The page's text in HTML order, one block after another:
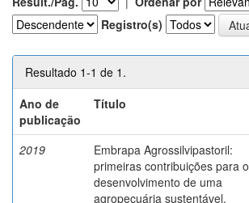
Registro(s)
Resultado 1-1 de 1.
Ano de
publicação
Título
2019
Embrapa Agrossilvipastoril:
primeiras contribuições para o
desenvolvimento de uma
agropecuária sustentável.